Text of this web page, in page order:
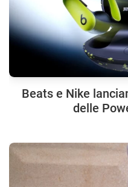
Beats e Nike
delle